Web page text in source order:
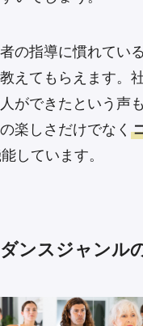
の指導に慣れてい
えてもらえます。
ができたという声
楽しさだけでなく
しています。
ンスジャンル